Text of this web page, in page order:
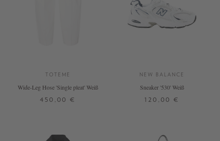
TOTEME
Wide-Leg Hose 'Single pleat' Weiß
450,00 €
NEW BALANCE
Sneaker '530' Weiß
120,00 €